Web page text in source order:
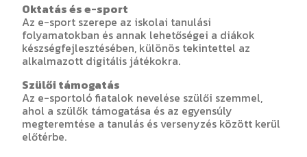
Oktatás és e-sport
Az e-sport szerepe az iskolai tanulási
folyamatokban és annak lehetőségei a diákok
készségfejlesztésében, különös tekintettel az
alkalmazott digitális játékokra.
Szülői támogatás
Az e-sportoló fiatalok nevelése szülői szemmel,
ahol a szülők támogatása és az egyensúly
megteremtése a tanulás és versenyzés között kerül
előtérbe.